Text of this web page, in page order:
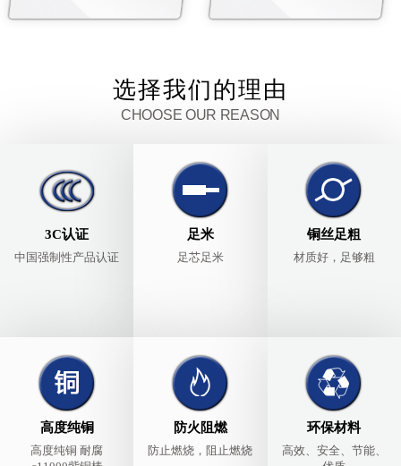
选择我们的理由
CHOOSE OUR REASON
3C认证
中国强制性产品认证
足米
足芯足米
铜丝足粗
材质好，足够粗
高度纯铜
高度纯铜 耐腐
防火阻燃
防止燃烧，阻止燃烧
环保材料
高效、安全、节能、